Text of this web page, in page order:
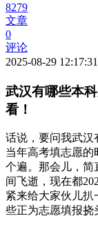
8279
文章
0
评论
2025-08-29 12:17:31
武汉有哪些本
看！
话说，要问我武汉
当年高考填志愿的
个遍。那会儿，简
间飞逝，现在都
紧来给大家伙儿扒
些正为志愿填报挠